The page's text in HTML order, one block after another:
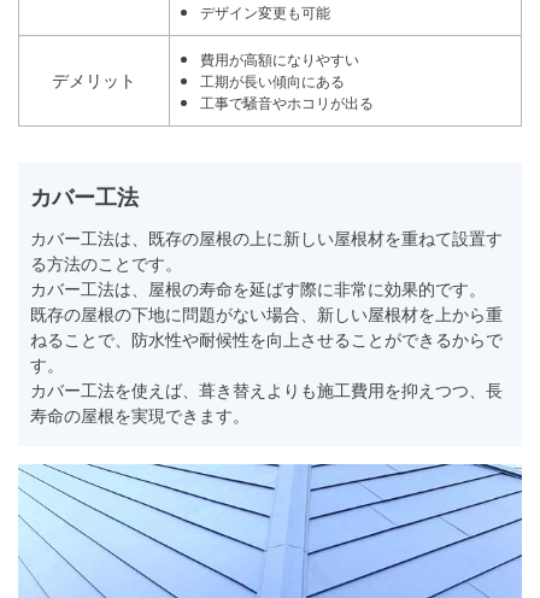
デザイン変更も可能
デメリット
費用が高額になりやすい
工期が長い傾向にある
工事で騒音やホコリが出る
カバー工法
カバー工法は、既存の屋根の上に新しい屋根材を重ねて設置す
る方法のことです。
カバー工法は、屋根の寿命を延ばす際に非常に効果的です。
既存の屋根の下地に問題がない場合、新しい屋根材を上から重
ねることで、防水性や耐候性を向上させることができるからで
す。
カバー工法を使えば、葺き替えよりも施工費用を抑えつつ、長
寿命の屋根を実現できます。